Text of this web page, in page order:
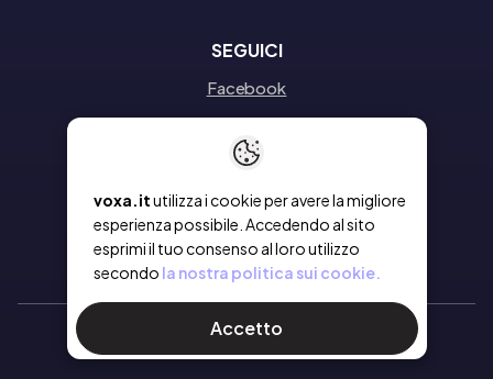
voxa.itutilizza i cookie per avere la migliore
esperienza possibile. Accedendo al sito
esprimi il tuo consenso al loro utilizzo
secondo la nostra politica sui cookie.
Accetto
SEGUICI
Facebook
Instagram
Linkedin